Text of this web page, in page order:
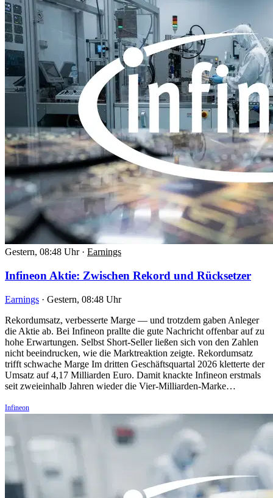
Gestern, 08:48 Uhr · Earnings
Infineon Aktie: Zwischen Rekord und Rücksetzer
Earnings · Gestern, 08:48 Uhr
Rekordumsatz, verbesserte Marge — und trotzdem gaben Anleger
die Aktie ab. Bei Infineon prallte die gute Nachricht offenbar auf zu
hohe Erwartungen. Selbst Short-Seller ließen sich von den Zahlen
nicht beeindrucken, wie die Marktreaktion zeigte. Rekordumsatz
trifft schwache Marge Im dritten Geschäftsquartal 2026 kletterte der
Umsatz auf 4,17 Milliarden Euro. Damit knackte Infineon erstmals
seit zweieinhalb Jahren wieder die Vier-Milliarden-Marke…
Infineon